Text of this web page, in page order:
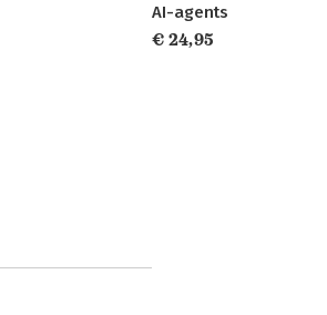
AI-agents
€ 24,95